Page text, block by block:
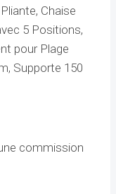
Chaise
5 Positions,
pour Plage
Supporte 150
commission